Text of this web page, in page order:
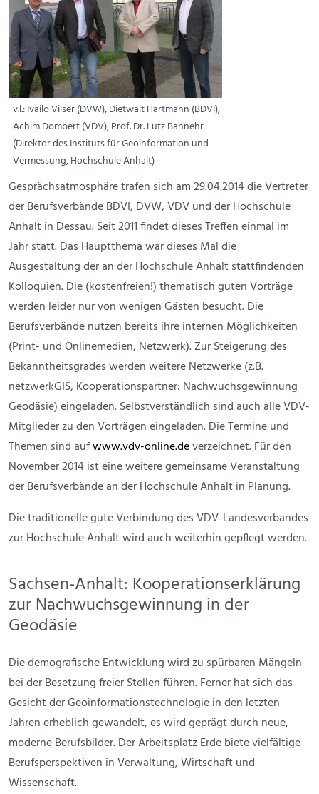
v.l.: Ivailo Vilser (DVW), Dietwalt Hartmann (BDVI),
Achim Dombert (VDV), Prof. Dr. Lutz Bannehr
(Direktor des Instituts für Geoinformation und
Vermessung, Hochschule Anhalt)
Gesprächsatmosphäre trafen sich am 29.04.2014 die Vertreter
der Berufsverbände BDVI, DVW, VDV und der Hochschule
Anhalt in Dessau. Seit 2011 findet dieses Treffen einmal im
Jahr statt. Das Hauptthema war dieses Mal die
Ausgestaltung der an der Hochschule Anhalt stattfindenden
Kolloquien. Die (kostenfreien!) thematisch guten Vorträge
werden leider nur von wenigen Gästen besucht. Die
Berufsverbände nutzen bereits ihre internen Möglichkeiten
(Print- und Onlinemedien, Netzwerk). Zur Steigerung des
Bekanntheitsgrades werden weitere Netzwerke (z.B.
netzwerkGIS, Kooperationspartner: Nachwuchsgewinnung
Geodäsie) eingeladen. Selbstverständlich sind auch alle VDV-
Mitglieder zu den Vorträgen eingeladen. Die Termine und
Themen sind aufwww.vdv-online.deverzeichnet. Für den
November 2014 ist eine weitere gemeinsame Veranstaltung
der Berufsverbände an der Hochschule Anhalt in Planung.
Die traditionelle gute Verbindung des VDV-Landesverbandes
zur Hochschule Anhalt wird auch weiterhin gepflegt werden.
Sachsen-Anhalt: Kooperationserklärung
zur Nachwuchsgewinnung in der
Geodäsie
Die demografische Entwicklung wird zu spürbaren Mängeln
bei der Besetzung freier Stellen führen. Ferner hat sich das
Gesicht der Geoinformationstechnologie in den letzten
Jahren erheblich gewandelt, es wird geprägt durch neue,
moderne Berufsbilder. Der Arbeitsplatz Erde biete vielfältige
Berufsperspektiven in Verwaltung, Wirtschaft und
Wissenschaft.